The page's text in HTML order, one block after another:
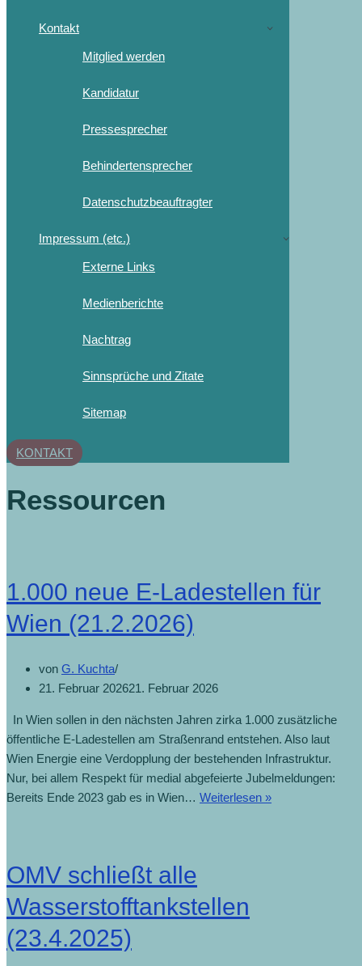
Kontakt
Mitglied werden
Kandidatur
Pressesprecher
Behindertensprecher
Datenschutzbeauftragter
Impressum (etc.)
Externe Links
Medienberichte
Nachtrag
Sinnsprüche und Zitate
Sitemap
KONTAKT
Ressourcen
1.000 neue E-Ladestellen für
Wien (21.2.2026)
von G. Kuchta
21. Februar 202621. Februar 2026
In Wien sollen in den nächsten Jahren zirka 1.000 zusätzliche
öffentliche E-Ladestellen am Straßenrand entstehen. Also laut
Wien Energie eine Verdopplung der bestehenden Infrastruktur.
Nur, bei allem Respekt für medial abgefeierte Jubelmeldungen:
Bereits Ende 2023 gab es in Wien… Weiterlesen »
OMV schließt alle
Wasserstofftankstellen
(23.4.2025)